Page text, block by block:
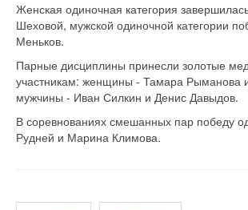
Женская одиночная категория
Шеховой, мужской одиночной категории
Меньков.
Парные дисциплины принесли золотые
участникам: женщины - Тамара Рыманова
мужчины - Иван Силкин и Денис Давыдов.
В соревнованиях смешанных пар победу
Рудней и Марина Климова.